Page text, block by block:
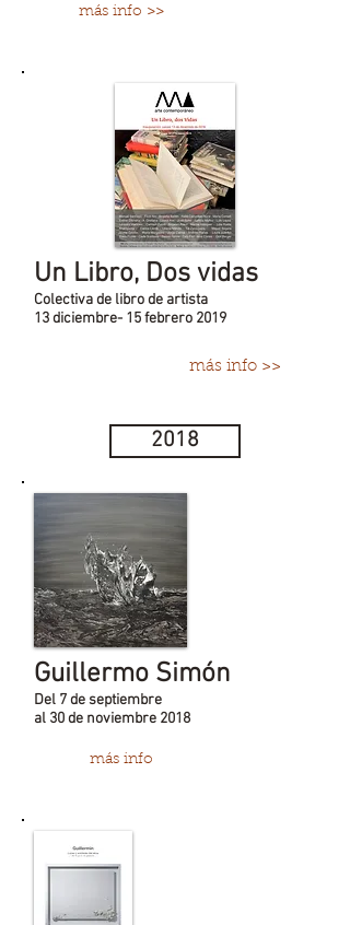
más info >>
Un Libro, Dos vidas
Colectiva de libro de artista
13 diciembre- 15 febrero 2019
más info >>
2018
Guillermo Simón
Del 7 de septiembre
al 30 de noviembre 2018
más info